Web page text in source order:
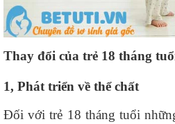
Thay đổi của trẻ 18 tháng
1, Phát triển về thể chất
Đối với trẻ 18 tháng tuổi